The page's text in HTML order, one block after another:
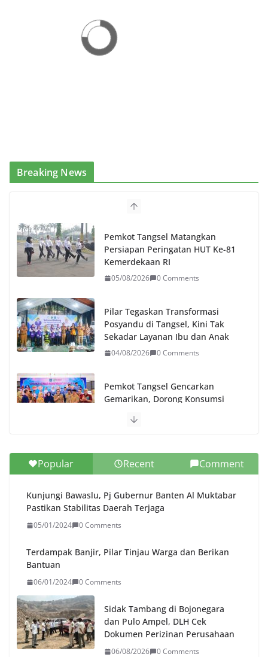
Breaking News
Pemkot Tangsel Matangkan
Persiapan Peringatan HUT Ke-81
Kemerdekaan RI
05/08/2026 0 Comments
Pilar Tegaskan Transformasi
Posyandu di Tangsel, Kini Tak
Sekadar Layanan Ibu dan Anak
04/08/2026 0 Comments
Pemkot Tangsel Gencarkan
Gemarikan, Dorong Konsumsi
Diresmikan, Bupati Serang Yakini
Jembatan Perintis Garuda
Perekonomian Warga
04/08/2026 0 Comments
BKN Sebut Pelantikan 533 ASN
Jadi Momentum Penguatan SDM
Sidak Tambang di Bojonegara
dan Pulo Ampel, DLH Cek
Dokumen Perizinan Perusahaan
Popular Recent Comment
Kunjungi Bawaslu, Pj Gubernur Banten Al Muktabar
Pastikan Stabilitas Daerah Terjaga
05/01/2024 0 Comments
Terdampak Banjir, Pilar Tinjau Warga dan Berikan
Bantuan
06/01/2024 0 Comments
Sidak Tambang di Bojonegara
dan Pulo Ampel, DLH Cek
Dokumen Perizinan Perusahaan
06/08/2026 0 Comments